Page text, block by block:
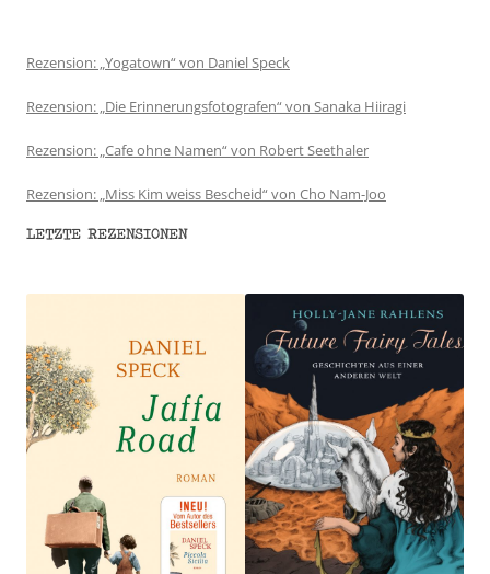
Rezension: „Yogatown“ von Daniel Speck
Rezension: „Die Erinnerungsfotografen“ von Sanaka Hiiragi
Rezension: „Cafe ohne Namen“ von Robert Seethaler
Rezension: „Miss Kim weiss Bescheid“ von Cho Nam-Joo
LETZTE REZENSIONEN